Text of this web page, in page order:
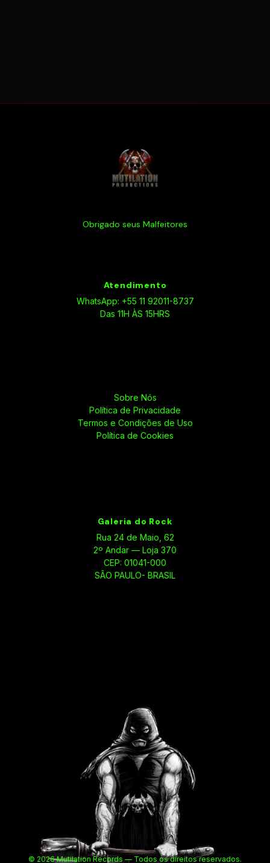
Obrigado seus Malfeitores
Atendimento
WhatsApp: +55 11 92011-8737
Das 11H ÀS 15HRS
Sobre Nós
Política de Privacidade
Termos e Condições de Uso
Política de Cookies
Galeria do Rock
Rua 24 de Maio, 62
2º Andar — Loja 370
CEP: 01041-000
SÃO PAULO- BRASIL
© 2026 Mutilation Records — Todos os direitos reservados.